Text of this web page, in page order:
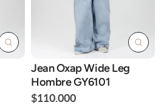
Jean Oxap Wide Leg
Hombre GY6101
$110.000